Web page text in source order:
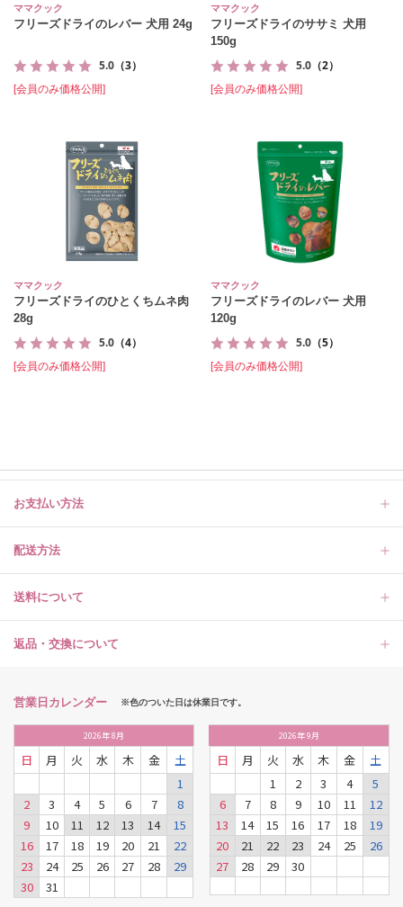
ママクック
フリーズドライのレバー 犬用 24g
5.0 （3）
[会員のみ価格公開]
ママクック
フリーズドライのササミ 犬用
150g
5.0 （2）
[会員のみ価格公開]
ママクック
フリーズドライのひとくちムネ肉
28g
5.0 （4）
[会員のみ価格公開]
ママクック
フリーズドライのレバー 犬用
120g
5.0 （5）
[会員のみ価格公開]
お支払い方法
配送方法
送料について
返品・交換について
営業日カレンダー ※色のついた日は休業日です。
2026年8月
日 月 火 水 木 金
土
1
2
3 4 5 6 7
8
9
10 11 12 13 14
15
16
17 18 19 20 21
22
23
24 25 26 27 28
29
30
31
2026年9月
日 月 火 水 木 金
土
1
2 3 4
5
6
7 8 9 10 11
12
13
14 15 16 17 18
19
20
21 22 23 24 25
26
27
28 29 30